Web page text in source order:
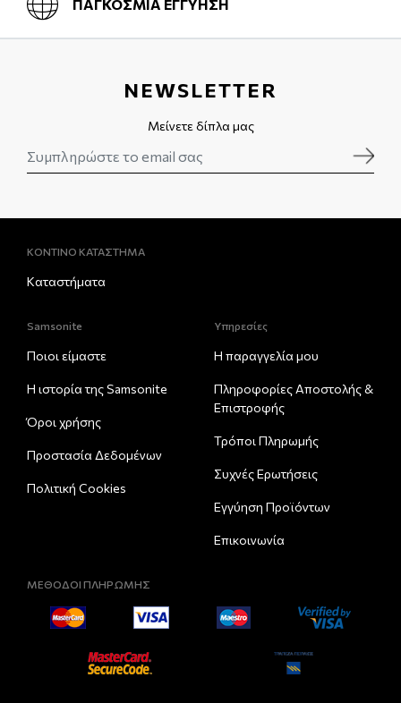
ΠΑΓΚΟΣΜΙΑ ΕΓΓΥΗΣΗ
NEWSLETTER
Μείνετε δίπλα μας
ΚΟΝΤΙΝΟ ΚΑΤΑΣΤΗΜΑ
Καταστήματα
Samsonite
Ποιοι είμαστε
Η ιστορία της Samsonite
Όροι χρήσης
Προστασία Δεδομένων
Πολιτική Cookies
Υπηρεσίες
Η παραγγελία μου
Πληροφορίες Αποστολής &
Eπιστροφής
Τρόποι Πληρωμής
Συχνές Ερωτήσεις
Εγγύηση Προϊόντων
Επικοινωνία
ΜΕΘΟΔΟΙ ΠΛΗΡΩΜΗΣ